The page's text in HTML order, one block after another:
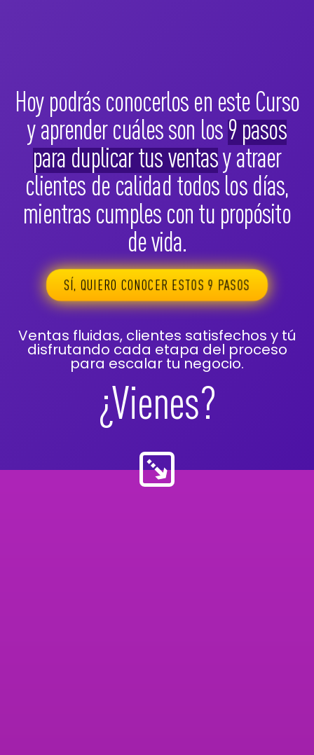
Hoy podrás conocerlos en este Curso
y aprender cuáles son los9 pasos
para duplicar tus ventasy atraer
clientes de calidad todos los días,
mientras cumples con tu propósito
de vida.
SÍ, QUIERO CONOCER ESTOS 9 PASOS
Ventas fluidas, clientes satisfechos y tú
disfrutando cada etapa del proceso
para escalar tu negocio.
¿Vienes?